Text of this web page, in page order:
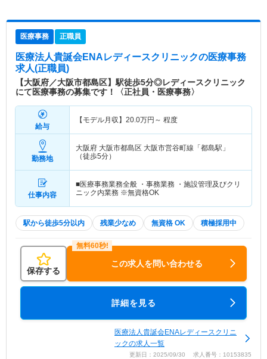
医療事務 正職員
医療法人貴誕会ENAレディースクリニックの医療事務
求人(正職員)
【大阪府／大阪市都島区】駅徒歩5分◎レディースクリニック
にて医療事務の募集です！〈正社員・医療事務〉
給与
【モデル月収】 20.0万円～ 程度
勤務地
大阪府 大阪市都島区 大阪市営谷町線「都島駅」
（徒歩5分）
仕事内容
■医療事務業務全般 ・事務業務 ・施設管理及びクリ
ニック内業務 ※無資格OK
駅から徒歩5分以内 残業少なめ 無資格 OK 積極採用中
保存する
この求人を問い合わせる
詳細を見る
医療法人貴誕会ENAレディースクリニ
ックの求人一覧
更新日：2025/09/30 求人番号：10153835